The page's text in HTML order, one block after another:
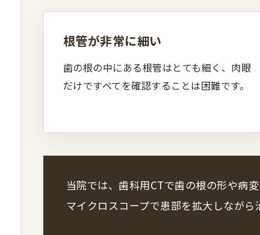
根管が非常に細い
歯の根の中にある根管はとても細く、肉眼
だけですべてを確認することは困難です。
当院では、歯科用CTで歯の根の形や病
マイクロスコープで患部を拡大しながら